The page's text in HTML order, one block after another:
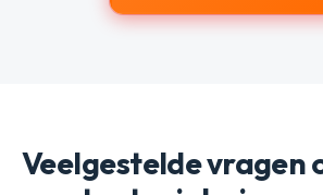
Veelgestelde vragen